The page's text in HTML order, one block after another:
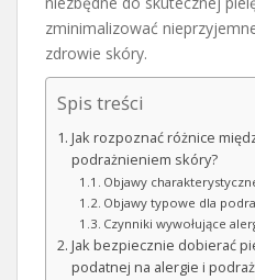
zminimalizować
zdrowie skóry.
Spis treści
Jak rozpoznać różnice
podrażnieniem skóry?
Objawy
Objawy typowe dla
Czynniki wywołujące
Jak bezpiecznie dobierać
podatnej na alergie i